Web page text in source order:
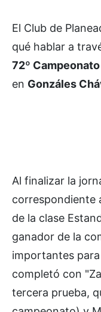
El Club de
qué hablar a
72º
en Gonzáles
Al finalizar la
correspondiente
de la clase
ganador de la
importantes
completó con
tercera prueba,